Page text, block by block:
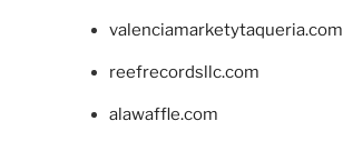
valenciamarketytaqueria.com
reefrecordsllc.com
alawaffle.com